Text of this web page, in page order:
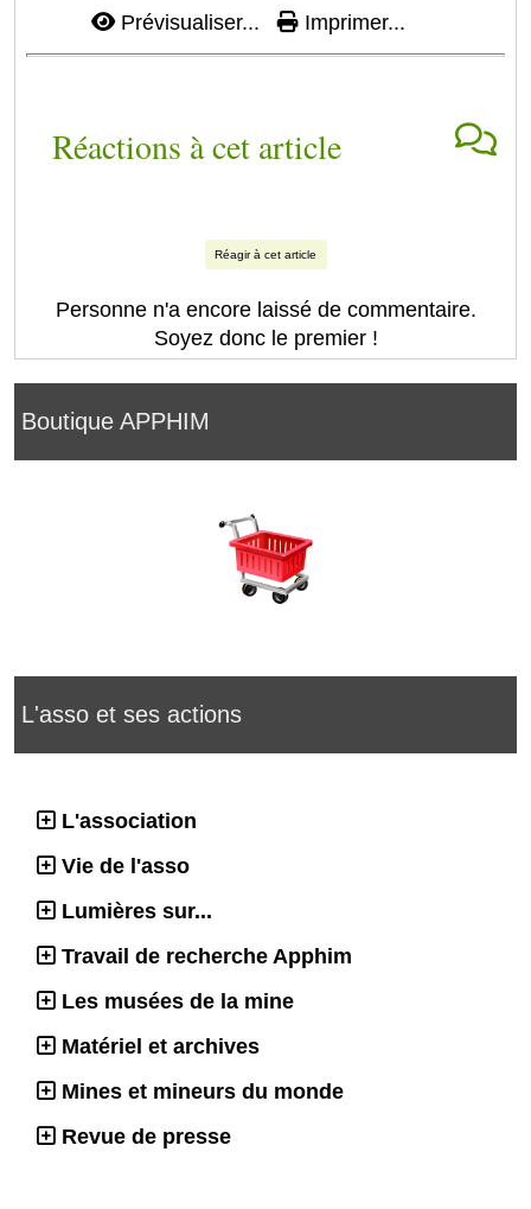
Boutique APPHIM
L'asso et ses actions
L'association
Vie de l'asso
Lumières sur...
Travail de recherche Apphim
Les musées de la mine
Matériel et archives
Mines et mineurs du monde
Revue de presse
Prévisualiser... Imprimer...
Réactions à cet article
Réagir à cet article
Personne n'a encore laissé de commentaire.
Soyez donc le premier !